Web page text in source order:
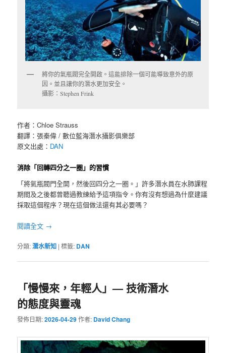
將你的氣瓶閥完全開啟。這能排除一個可能導致意外的原
因。並且讓你的潛水更加安全。
攝影：Stephen Frink
作者：Chloe Strauss
翻譯：張秦偉 / 數位藍海潛水攝影俱樂部
原文出處： DAN
消除「回轉四分之一圈」的習慣
「將氣瓶閥門全開，然後回四分之一圈。」許多潛水員在水肺課程
期間及之後都曾聽過教練給予這項指令。你有沒有想過為什麼建議
採取這個程序？現在這個做法還有其必要嗎？
閱讀全文 →
分類:潛水新知 |標籤: DAN
「慢慢來，年輕人」— 技術潛水
的態度與靈魂
發佈日期:2026-04-29作者: David Chang